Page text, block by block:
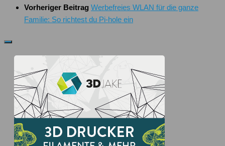
Vorheriger Beitrag Werbefreies WLAN für die ganze
Familie: So richtest du Pi-hole ein